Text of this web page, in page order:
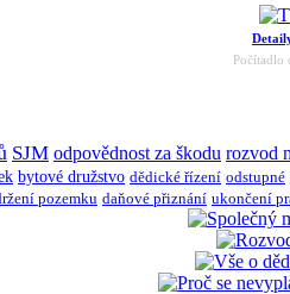
Počítadlo
SJM odpovědnost za škodu rozvod
bytové družstvo dědické řízení odstupné
pozemku daňové přiznání ukončení